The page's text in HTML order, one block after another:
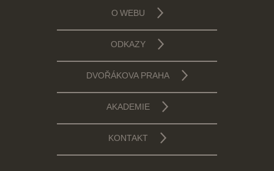
O WEBU
ODKAZY
DVOŘÁKOVA PRAHA
AKADEMIE
KONTAKT